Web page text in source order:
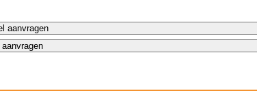
aanvragen
aanvragen